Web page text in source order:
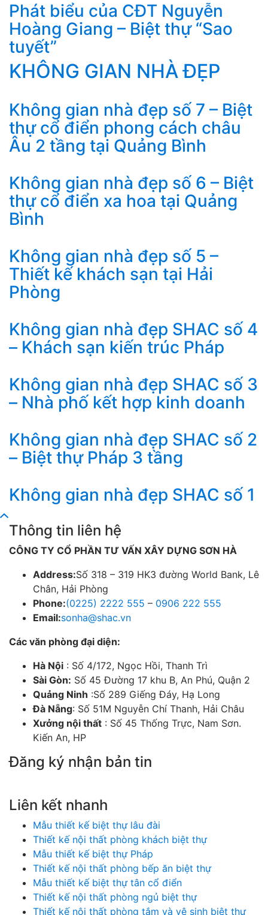
Phát biểu của CĐT Nguyễn
Hoàng Giang – Biệt thự “Sao
tuyết”
KHÔNG GIAN NHÀ ĐẸP
Không gian nhà đẹp số 7 – Biệt
thự cổ điển phong cách châu
Âu 2 tầng tại Quảng Bình
Không gian nhà đẹp số 6 – Biệt
thự cổ điển xa hoa tại Quảng
Bình
Không gian nhà đẹp số 5 –
Thiết kế khách sạn tại Hải
Phòng
Không gian nhà đẹp SHAC số 4
– Khách sạn kiến trúc Pháp
Không gian nhà đẹp SHAC số 3
– Nhà phố kết hợp kinh doanh
Không gian nhà đẹp SHAC số 2
– Biệt thự Pháp 3 tầng
Không gian nhà đẹp SHAC số 1
Thông tin liên hệ
CÔNG TY CỔ PHẦN TƯ VẤN XÂY DỰNG SƠN HÀ
Address:Số 318 – 319 HK3 đường World Bank, Lê
Chân, Hải Phòng
Phone:(0225) 2222 555 – 0906 222 555
Email:sonha@shac.vn
Các văn phòng đại diện:
Hà Nội : Số 4/172, Ngọc Hồi, Thanh Trì
Sài Gòn: Số 45 Đường 17 khu B, An Phú, Quận 2
Quảng Ninh :Số 289 Giếng Đáy, Hạ Long
Đà Nẵng: Số 51M Nguyễn Chí Thanh, Hải Châu
Xưởng nội thất : Số 45 Thống Trực, Nam Sơn.
Kiến An, HP
Đăng ký nhận bản tin
Liên kết nhanh
Mẫu thiết kế biệt thự lâu đài
Thiết kế nội thất phòng khách biệt thự
Mẫu thiết kế biệt thự Pháp
Thiết kế nội thất phòng bếp ăn biệt thự
Mẫu thiết kế biệt thự tân cổ điển
Thiết kế nội thất phòng ngủ biệt thự
Thiết kế nội thất phòng tắm và vệ sinh biệt thự